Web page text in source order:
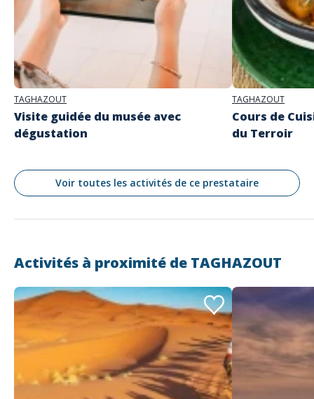
Boutiques
Jardin
Jardin ombragé
Parking
Parking autocar
Restauration
Salle de projection
Adresse
Targant, le 1er Musée de l'Argan au Monde
Thaghazout Bay Km 17, Route D'Essouira 80000
TAGHAZOUT
TAGHAZOUT
Visite guidée du musée avec
dégustation
TAGHAZOUT
Cours de
du Terroir
Voir toutes les activités de ce prestataire
Activités à proximité de TAGHAZOUT